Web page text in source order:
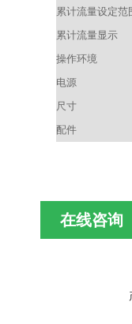
累计流量设定范
累计流量显示
操作环境
电源
尺寸
配件
在线咨询